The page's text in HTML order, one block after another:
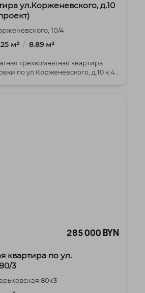
ул.Корженевского, д.10
10/4
м² / 8.89 м²
трехкомнатная квартира
по ул.Корженевского, д.10 к.4
285 000 BYN
квартира по ул.
3
80к3